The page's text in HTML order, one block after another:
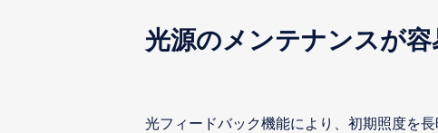
光源のメンテナンスが容
光フィードバック機能により、初期照度を